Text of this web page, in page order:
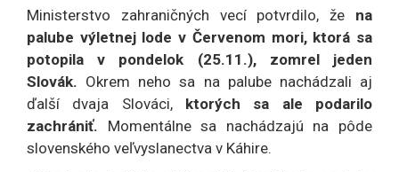
Ministerstvo zahraničných vecí potvrdilo, že na
palube výletnej lode v Červenom mori, ktorá sa
potopila v pondelok (25.11.), zomrel jeden
Slovák. Okrem neho sa na palube nachádzali aj
ďalší dvaja Slováci, ktorých sa ale podarilo
zachrániť. Momentálne sa nachádzajú na pôde
slovenského veľvyslanectva v Káhire.